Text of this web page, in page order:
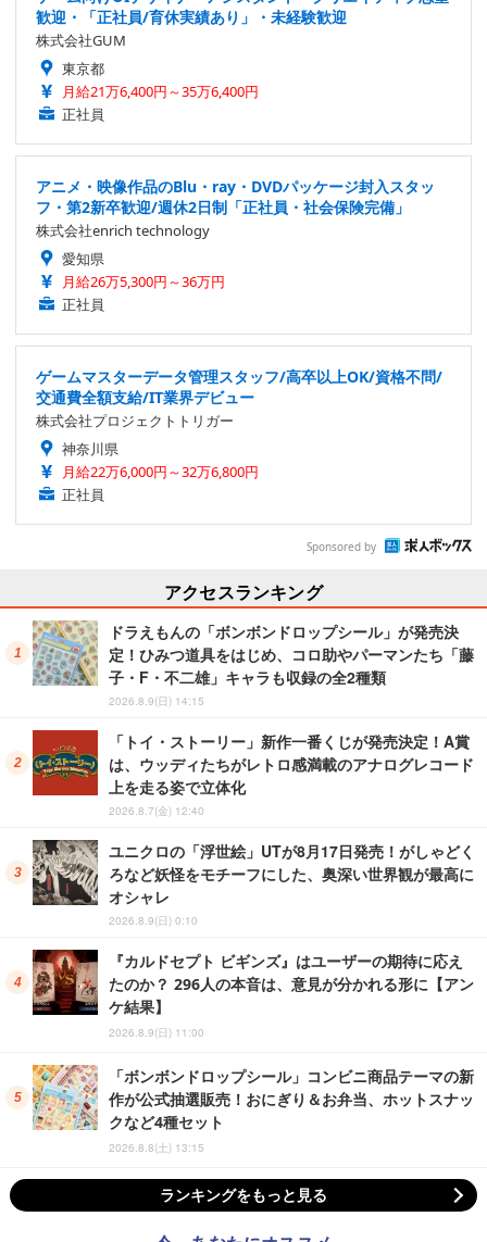
歓迎・「正社員/育休実績あり」・未経験歓迎
株式会社GUM
東京都
月給21万6,400円～35万6,400円
正社員
アニメ・映像作品のBlu・ray・DVDパッケージ封入スタッ
フ・第2新卒歓迎/週休2日制「正社員・社会保険完備」
株式会社enrich technology
愛知県
月給26万5,300円～36万円
正社員
ゲームマスターデータ管理スタッフ/高卒以上OK/資格不問/
交通費全額支給/IT業界デビュー
株式会社プロジェクトトリガー
神奈川県
月給22万6,000円～32万6,800円
正社員
Sponsored by
アクセスランキング
ドラえもんの「ボンボンドロップシール」が発売決
定！ひみつ道具をはじめ、コロ助やパーマンたち「藤
子・F・不二雄」キャラも収録の全2種類
2026.8.9(日) 14:15
「トイ・ストーリー」新作一番くじが発売決定！A賞
は、ウッディたちがレトロ感満載のアナログレコード
上を走る姿で立体化
2026.8.7(金) 12:40
ユニクロの「浮世絵」UTが8月17日発売！がしゃどく
ろなど妖怪をモチーフにした、奥深い世界観が最高に
オシャレ
2026.8.9(日) 0:10
『カルドセプト ビギンズ』はユーザーの期待に応え
たのか？ 296人の本音は、意見が分かれる形に【アン
ケ結果】
2026.8.9(日) 11:00
「ボンボンドロップシール」コンビニ商品テーマの新
作が公式抽選販売！おにぎり＆お弁当、ホットスナッ
クなど4種セット
2026.8.8(土) 13:15
ランキングをもっと見る